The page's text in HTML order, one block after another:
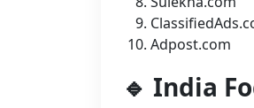
Adpost.com
🔹 India